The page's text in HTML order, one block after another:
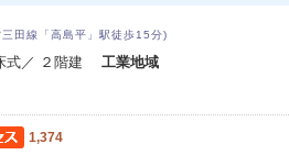
三田線「高島平」駅徒歩15分)
式／ ２階建 工業地域
1,374